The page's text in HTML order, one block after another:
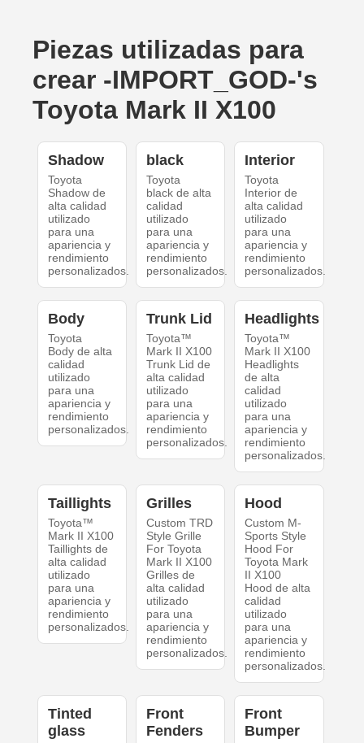
Piezas utilizadas para
crear -IMPORT_GOD-'s
Toyota Mark II X100
Shadow
Toyota
Shadow de
alta calidad
utilizado
para una
apariencia y
rendimiento
personalizados.
black
Toyota
black de alta
calidad
utilizado
para una
apariencia y
rendimiento
personalizados.
Interior
Toyota
Interior de
alta calidad
utilizado
para una
apariencia y
rendimiento
personalizados.
Body
Toyota
Body de alta
calidad
utilizado
para una
apariencia y
rendimiento
personalizados.
Trunk Lid
Toyota™
Mark II X100
Trunk Lid de
alta calidad
utilizado
para una
apariencia y
rendimiento
personalizados.
Headlights
Toyota™
Mark II X100
Headlights
de alta
calidad
utilizado
para una
apariencia y
rendimiento
personalizados.
Taillights
Toyota™
Mark II X100
Taillights de
alta calidad
utilizado
para una
apariencia y
rendimiento
personalizados.
Grilles
Custom TRD
Style Grille
For Toyota
Mark II X100
Grilles de
alta calidad
utilizado
para una
apariencia y
rendimiento
personalizados.
Hood
Custom M-
Sports Style
Hood For
Toyota Mark
II X100
Hood de alta
calidad
utilizado
para una
apariencia y
rendimiento
personalizados.
Tinted
glass
Front
Fenders
Front
Bumper